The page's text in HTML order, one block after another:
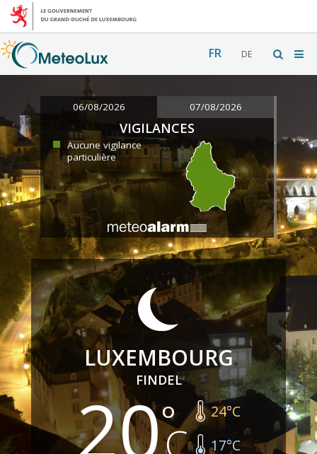
FR DE
06/08/2026 07/08/2026
VIGILANCES
Aucune vigilance
particulière
LUXEMBOURG
FINDEL
20 24°C
17°C